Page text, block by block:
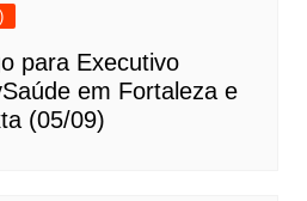
para Executivo
em Fortaleza e
(05/09)